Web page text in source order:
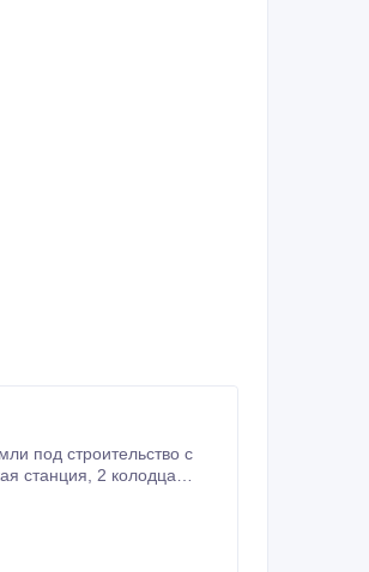
под строительство с